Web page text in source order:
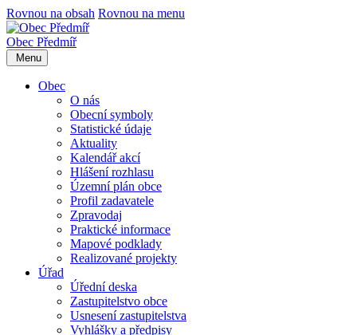
Rovnou na obsah Rovnou na menu
Obec Předmíř
Menu
Obec
O nás
Obecní symboly
Statistické údaje
Aktuality
Kalendář akcí
Hlášení rozhlasu
Územní plán obce
Profil zadavatele
Zpravodaj
Praktické informace
Mapové podklady
Realizované projekty
Úřad
Úřední deska
Zastupitelstvo obce
Usnesení zastupitelstva
Vyhlášky a předpisy